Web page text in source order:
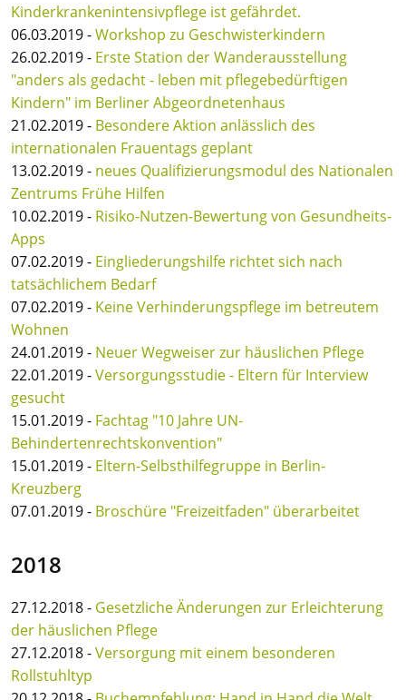
Kinderkrankenintensivpflege ist gefährdet.
06.03.2019 -Workshop zu Geschwisterkindern
26.02.2019 - Erste Station der Wanderausstellung
"anders als gedacht - leben mit pflegebedürftigen
Kindern" im Berliner Abgeordnetenhaus
21.02.2019 - Besondere Aktion anlässlich des
internationalen Frauentags geplant
13.02.2019 - neues Qualifizierungsmodul des Nationalen
Zentrums Frühe Hilfen
10.02.2019 - Risiko-Nutzen-Bewertung von Gesundheits-
Apps
07.02.2019 - Eingliederungshilfe richtet sich nach
tatsächlichem Bedarf
07.02.2019 - Keine Verhinderungspflege im betreutem
Wohnen
24.01.2019 - Neuer Wegweiser zur häuslichen Pflege
22.01.2019 -Versorgungsstudie - Eltern für Interview
gesucht
15.01.2019 - Fachtag "10 Jahre UN-
Behindertenrechtskonvention"
15.01.2019 - Eltern-Selbsthilfegruppe in Berlin-
Kreuzberg
07.01.2019 - Broschüre "Freizeitfaden" überarbeitet
2018
27.12.2018 - Gesetzliche Änderungen zur Erleichterung
der häuslichen Pflege
27.12.2018 -Versorgung mit einem besonderen
Rollstuhltyp